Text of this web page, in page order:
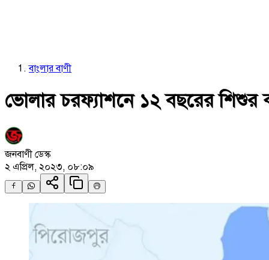
বাংলার বাণী
ভোলার চরফ্যাশনে ১২ বছরের শিশুর
জনবাণী ডেস্ক
২ এপ্রিল, ২০২৩, ০৮:০৯